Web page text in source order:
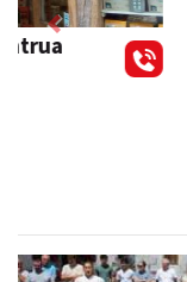
Previous